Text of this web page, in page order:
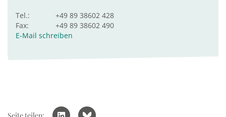
Tel.:
+49 89 38602 428
Fax:
+49 89 38602 490
E-Mail schreiben